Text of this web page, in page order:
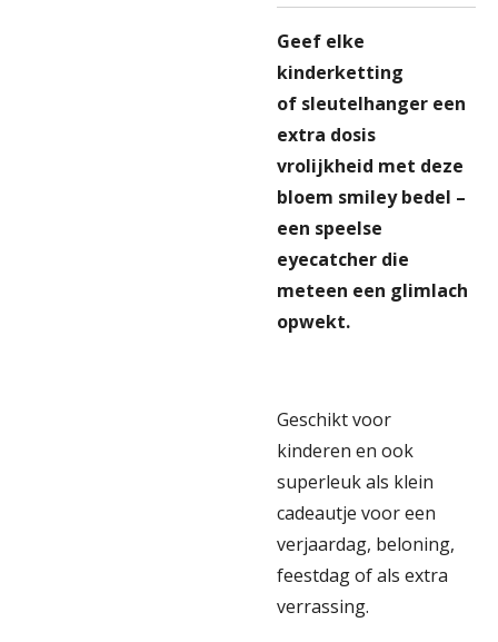
Geef elke
kinderketting
of sleutelhanger een
extra dosis
vrolijkheid met deze
bloem smiley bedel –
een speelse
eyecatcher die
meteen een glimlach
opwekt.
Geschikt voor
kinderen en ook
superleuk als klein
cadeautje voor een
verjaardag, beloning,
feestdag of als extra
verrassing.